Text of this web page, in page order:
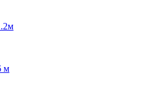
м